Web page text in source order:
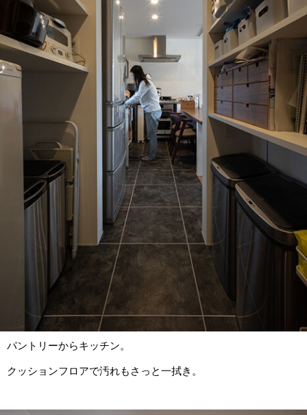
パントリーからキッチン。
クッションフロアで汚れもさっと一拭き。